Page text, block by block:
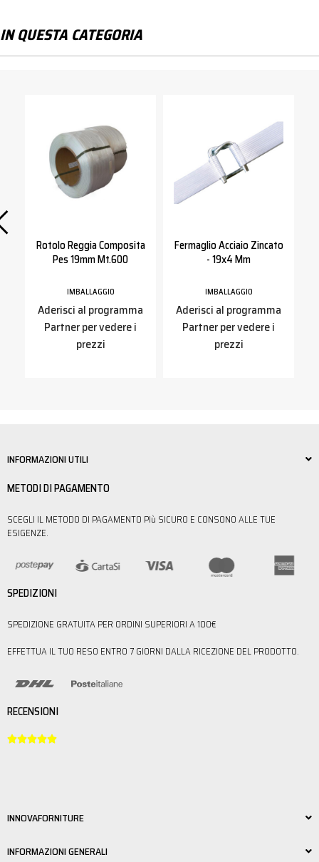
IN QUESTA CATEGORIA
Rotolo Reggia Composita
Pes 19mm Mt.600
IMBALLAGGIO
Aderisci al programma
Partner per vedere i
prezzi
Fermaglio Acciaio Zincato
- 19x4 Mm
IMBALLAGGIO
Aderisci al programma
Partner per vedere i
prezzi
INFORMAZIONI UTILI
METODI DI PAGAMENTO
SCEGLI IL METODO DI PAGAMENTO PIù SICURO E CONSONO ALLE TUE
ESIGENZE.
SPEDIZIONI
SPEDIZIONE GRATUITA PER ORDINI SUPERIORI A 100€
EFFETTUA IL TUO RESO ENTRO 7 GIORNI DALLA RICEZIONE DEL PRODOTTO.
RECENSIONI

INNOVAFORNITURE
INFORMAZIONI GENERALI